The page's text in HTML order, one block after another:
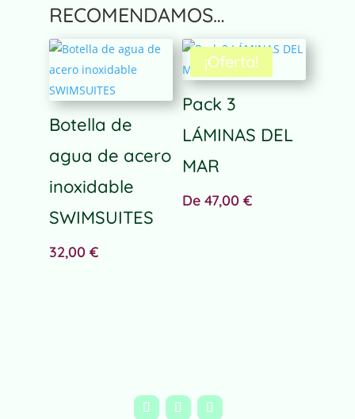
A
t
n
a
e
RECOMENDAMOS…
Botella de
agua de acero
inoxidable
SWIMSUITES
32,00 €
¡Oferta!
Pack 3
LÁMINAS DEL
MAR
De 47,00€